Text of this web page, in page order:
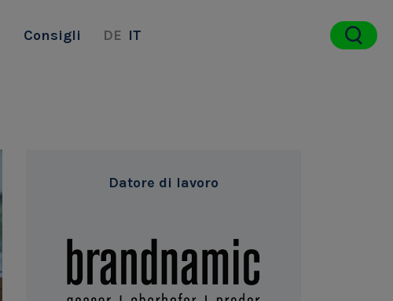
Consigli DE IT
Datore di lavoro